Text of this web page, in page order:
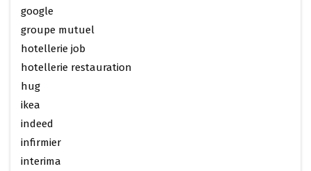
google
groupe mutuel
hotellerie job
hotellerie restauration
hug
ikea
indeed
infirmier
interima